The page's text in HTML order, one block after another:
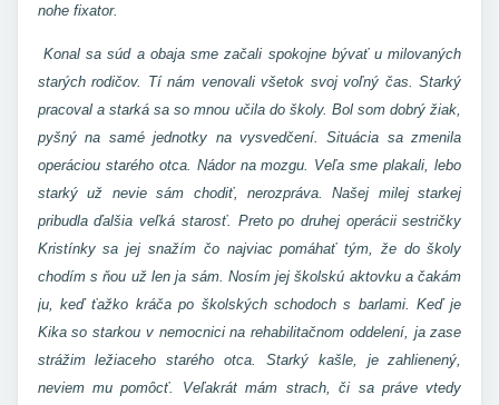
nohe fixator.
Konal sa súd a obaja sme začali spokojne bývať u milovaných
starých rodičov. Tí nám venovali všetok svoj voľný čas. Starký
pracoval a starká sa so mnou učila do školy. Bol som dobrý žiak,
pyšný na samé jednotky na vysvedčení. Situácia sa zmenila
operáciou starého otca. Nádor na mozgu. Veľa sme plakali, lebo
starký už nevie sám chodiť, nerozpráva. Našej milej starkej
pribudla ďalšia veľká starosť. Preto po druhej operácii sestričky
Kristínky sa jej snažím čo najviac pomáhať tým, že do školy
chodím s ňou už len ja sám. Nosím jej školskú aktovku a čakám
ju, keď ťažko kráča po školských schodoch s barlami. Keď je
Kika so starkou v nemocnici na rehabilitačnom oddelení, ja zase
strážim ležiaceho starého otca. Starký kašle, je zahlienený,
neviem mu pomôcť. Veľakrát mám strach, či sa práve vtedy